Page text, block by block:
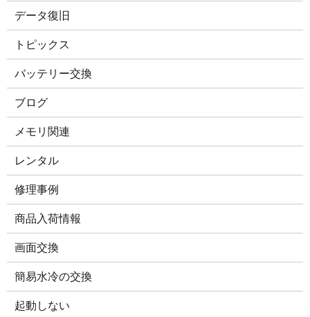
データ復旧
トピックス
バッテリー交換
ブログ
メモリ関連
レンタル
修理事例
商品入荷情報
画面交換
簡易水冷の交換
起動しない